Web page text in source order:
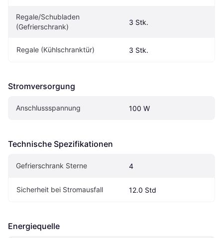
Regale/Schubladen
(Gefrierschrank)
3 Stk.
Regale (Kühlschranktür) 3 Stk.
Stromversorgung
Anschlussspannung 100 W
Technische Spezifikationen
Gefrierschrank Sterne 4
Sicherheit bei Stromausfall 12.0 Std
Energiequelle